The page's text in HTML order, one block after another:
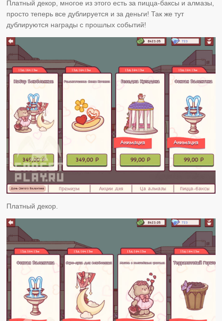
Платный декор, многое из этого есть за пицца-баксы и алмазы,
просто теперь все дублируется и за деньги! Так же тут
дублируются награды с прошлых событий!
Платный декор.